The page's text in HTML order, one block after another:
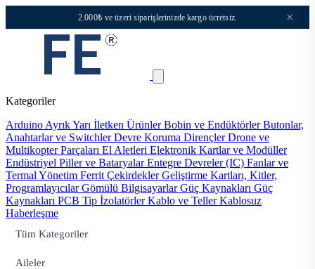
2.000₺ ve üzeri siparişlerinizde kargo ücretsiz. ×
Kategoriler
Arduino Ayrık Yarı İletken ÜrünlerBobin ve EndüktörlerButonlar,
Anahtarlar ve SwitchlerDevre Koruma DirençlerDrone ve
Multikopter Parçaları El Aletleri Elektronik Kartlar ve Modüller
Endüstriyel Piller ve BataryalarEntegre Devreler (IC) Fanlar ve
Termal Yönetim Ferrit ÇekirdeklerGeliştirme Kartları, Kitler,
ProgramlayıcılarGömülü BilgisayarlarGüç Kaynakları Güç
Kaynakları PCB Tip İzolatörlerKablo ve TellerKablosuz
Haberleşme
Tüm Kategoriler
Aileler